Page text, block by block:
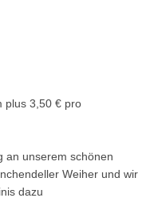
plus 3,50 € pro
an unserem schönen
Weiher und wir
dazu